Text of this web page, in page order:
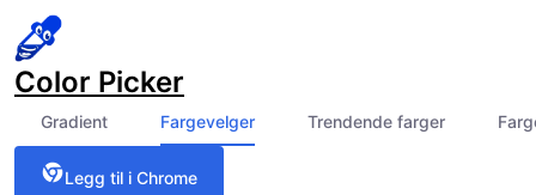
Color Picker
Gradient Fargevelger Trendende farger
Legg til i Chrome